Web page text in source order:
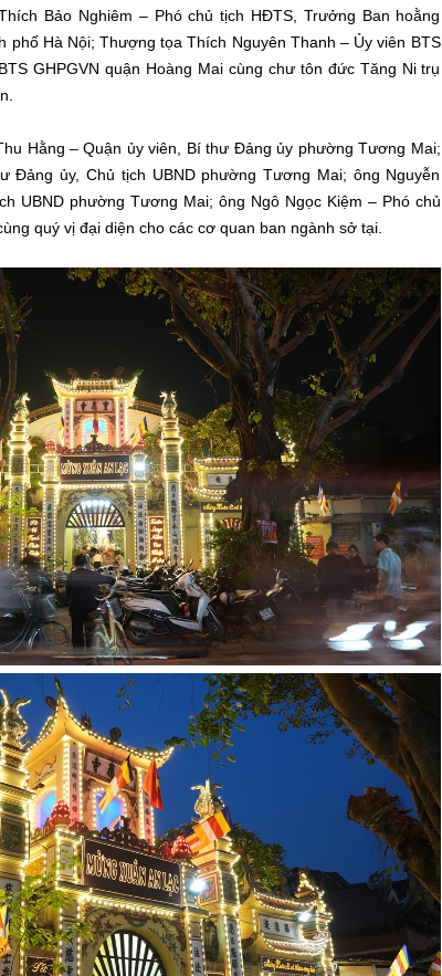
Bảo Nghiêm – Phó chủ tịch HĐTS, Trưởng Ban hoằng
phố Hà Nội; Thượng tọa Thích Nguyên Thanh – Ủy viên BTS
GHPGVN quận Hoàng Mai cùng chư tôn đức Tăng Ni trụ
Hằng – Quận ủy viên, Bí thư Đảng ủy phường Tương Mai;
Đảng ủy, Chủ tịch UBND phường Tương Mai; ông Nguyễn
UBND phường Tương Mai; ông Ngô Ngọc Kiệm – Phó chủ
quý vị đại diện cho các cơ quan ban ngành sở tại.